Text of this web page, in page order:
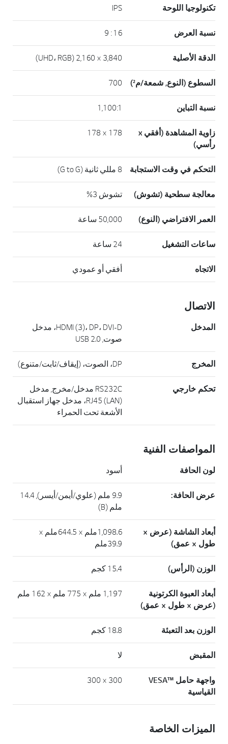
تكنولوجيا اللوحة IPS
نسبة العرض 16 : 9
الدقة الأصلية 3,840 × 2,160 (UHD، RGB)
السطوع (النوع, شمعة/م²) 700
نسبة التباين 1,100:1
زاوية المشاهدة (أفقي x
رأسي)
178 × 178
التحكم في وقت الاستجابة 8 مللي ثانية (G to G)
معالجة سطحية (تشوش) تشوش 3%
العمر الافتراضي (النوع) 50,000 ساعة
ساعات التشغيل 24 ساعة
الاتجاه أفقي أو عمودي
الاتصال
المدخل
HDMI (3)، DP، DVI-D، مدخل
صوت, USB 2.0
المخرج DP، الصوت، (إيقاف/ثابت/متنوع)
تحكم خارجي
RS232C مدخل/مخرج, مدخل
RJ45 (LAN)، مدخل جهاز استقبال
الأشعة تحت الحمراء
المواصفات الفنية
لون الحافة أسود
عرض الحافة:
9.9 ملم (علوي/أيمن/أيسر), 14.4
ملم (B)
أبعاد الشاشة (عرض ×
طول × عمق)
1,098.6ملم × 644.5ملم ×
39.9ملم
الوزن (الرأس) 15.4 كجم
أبعاد العبوة الكرتونية
(عرض × طول × عمق)
1,197 ملم × 775 ملم × 162 ملم
الوزن بعد التعبئة 18.8 كجم
المقبض لا
واجهة حامل ™VESA
القياسية
300 × 300
الميزات الخاصة